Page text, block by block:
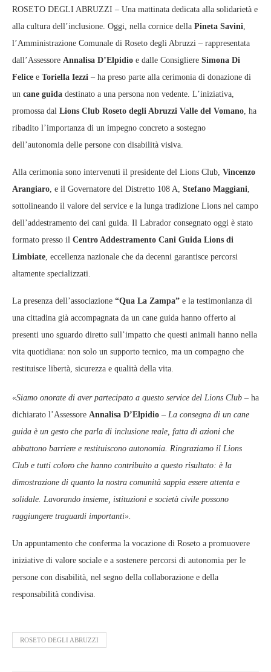
ROSETO DEGLI ABRUZZI – Una mattinata dedicata alla solidarietà e
alla cultura dell’inclusione. Oggi, nella cornice della Pineta Savini,
l’Amministrazione Comunale di Roseto degli Abruzzi – rappresentata
dall’Assessore Annalisa D’Elpidio e dalle Consigliere Simona Di
Felice e Toriella Iezzi – ha preso parte alla cerimonia di donazione di
un cane guida destinato a una persona non vedente. L’iniziativa,
promossa dal Lions Club Roseto degli Abruzzi Valle del Vomano, ha
ribadito l’importanza di un impegno concreto a sostegno
dell’autonomia delle persone con disabilità visiva.
Alla cerimonia sono intervenuti il presidente del Lions Club, Vincenzo
Arangiaro, e il Governatore del Distretto 108 A, Stefano Maggiani,
sottolineando il valore del service e la lunga tradizione Lions nel campo
dell’addestramento dei cani guida. Il Labrador consegnato oggi è stato
formato presso il Centro Addestramento Cani Guida Lions di
Limbiate, eccellenza nazionale che da decenni garantisce percorsi
altamente specializzati.
La presenza dell’associazione “Qua La Zampa” e la testimonianza di
una cittadina già accompagnata da un cane guida hanno offerto ai
presenti uno sguardo diretto sull’impatto che questi animali hanno nella
vita quotidiana: non solo un supporto tecnico, ma un compagno che
restituisce libertà, sicurezza e qualità della vita.
«Siamo onorate di aver partecipato a questo service del Lions Club – ha
dichiarato l’Assessore Annalisa D’Elpidio – La consegna di un cane
guida è un gesto che parla di inclusione reale, fatta di azioni che
abbattono barriere e restituiscono autonomia. Ringraziamo il Lions
Club e tutti coloro che hanno contribuito a questo risultato: è la
dimostrazione di quanto la nostra comunità sappia essere attenta e
solidale. Lavorando insieme, istituzioni e società civile possono
raggiungere traguardi importanti».
Un appuntamento che conferma la vocazione di Roseto a promuovere
iniziative di valore sociale e a sostenere percorsi di autonomia per le
persone con disabilità, nel segno della collaborazione e della
responsabilità condivisa.
ROSETO DEGLI ABRUZZI